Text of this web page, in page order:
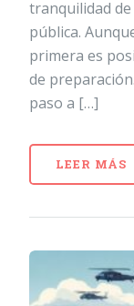
tranquilidad
pública.
primera es
de
paso a […]
LEER MÁS